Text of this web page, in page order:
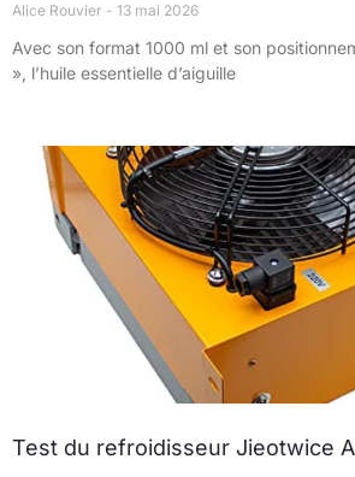
Alice Rouvier 13 mai 2026
Avec son format 1000 ml et son
», l’huile essentielle d’aiguille
Test du refroidisseur Jieotwice